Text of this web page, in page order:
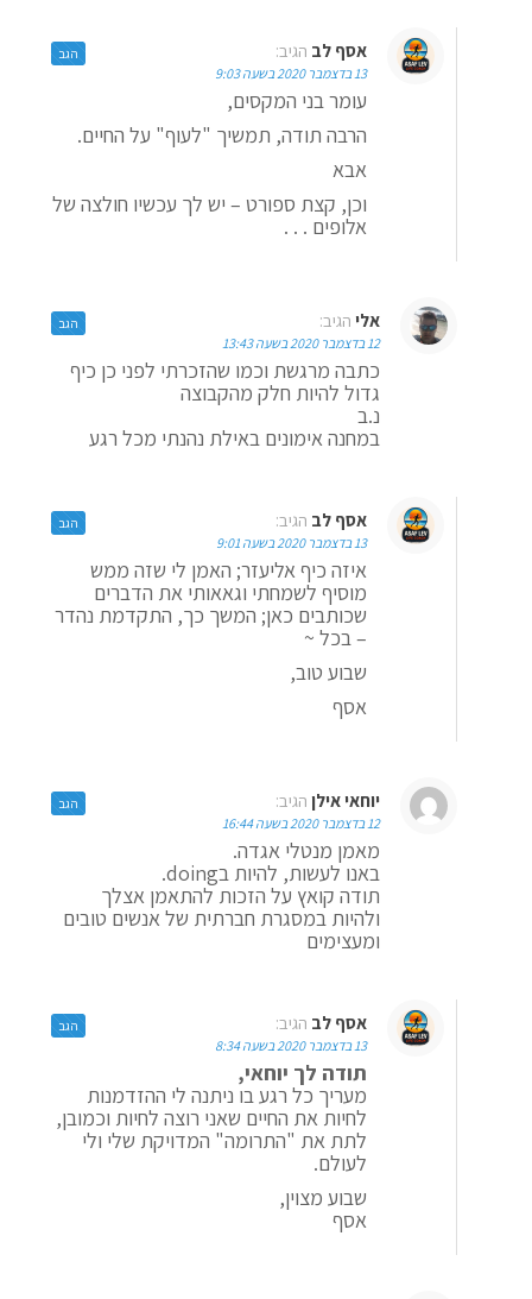
אסף לב הגיב:
13 בדצמבר 2020 בשעה 9:03
עומר בני המקסים,
הרבה תודה, תמשיך "לעוף" על החיים.
אבא
וכן, קצת ספורט – יש לך עכשיו חולצה של
אלופים . . .
הגב
אלי הגיב:
12 בדצמבר 2020 בשעה 13:43
כתבה מרגשת וכמו שהזכרתי לפני כן כיף
גדול להיות חלק מהקבוצה
נ.ב
במחנה אימונים באילת נהנתי מכל רגע
הגב
אסף לב הגיב:
13 בדצמבר 2020 בשעה 9:01
איזה כיף אליעזר; האמן לי שזה ממש
מוסיף לשמחתי וגאאותי את הדברים
שכותבים כאן; המשך כך, התקדמת נהדר
– בכל ~
שבוע טוב,
אסף
הגב
יוחאי אילן הגיב:
12 בדצמבר 2020 בשעה 16:44
מאמן מנטלי אגדה.
באנו לעשות, להיות בdoing.
תודה קואץ על הזכות להתאמן אצלך
ולהיות במסגרת חברתית של אנשים טובים
ומעצימים
הגב
אסף לב הגיב:
13 בדצמבר 2020 בשעה 8:34
תודה לך יוחאי,
מעריך כל רגע בו ניתנה לי ההזדמנות
לחיות את החיים שאני רוצה לחיות וכמובן,
לתת את "התרומה" המדויקת שלי ולי
לעולם.
שבוע מצוין,
אסף
הגב